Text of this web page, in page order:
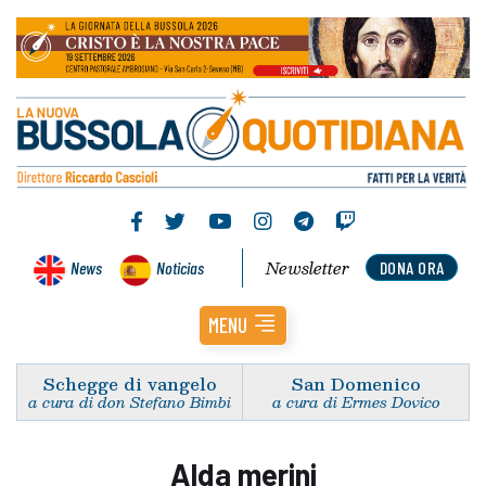
News Noticias DONA ORA
Newsletter
MENU
Schegge di vangelo
a cura di don Stefano Bimbi
San Domenico
a cura di Ermes Dovico
Alda merini